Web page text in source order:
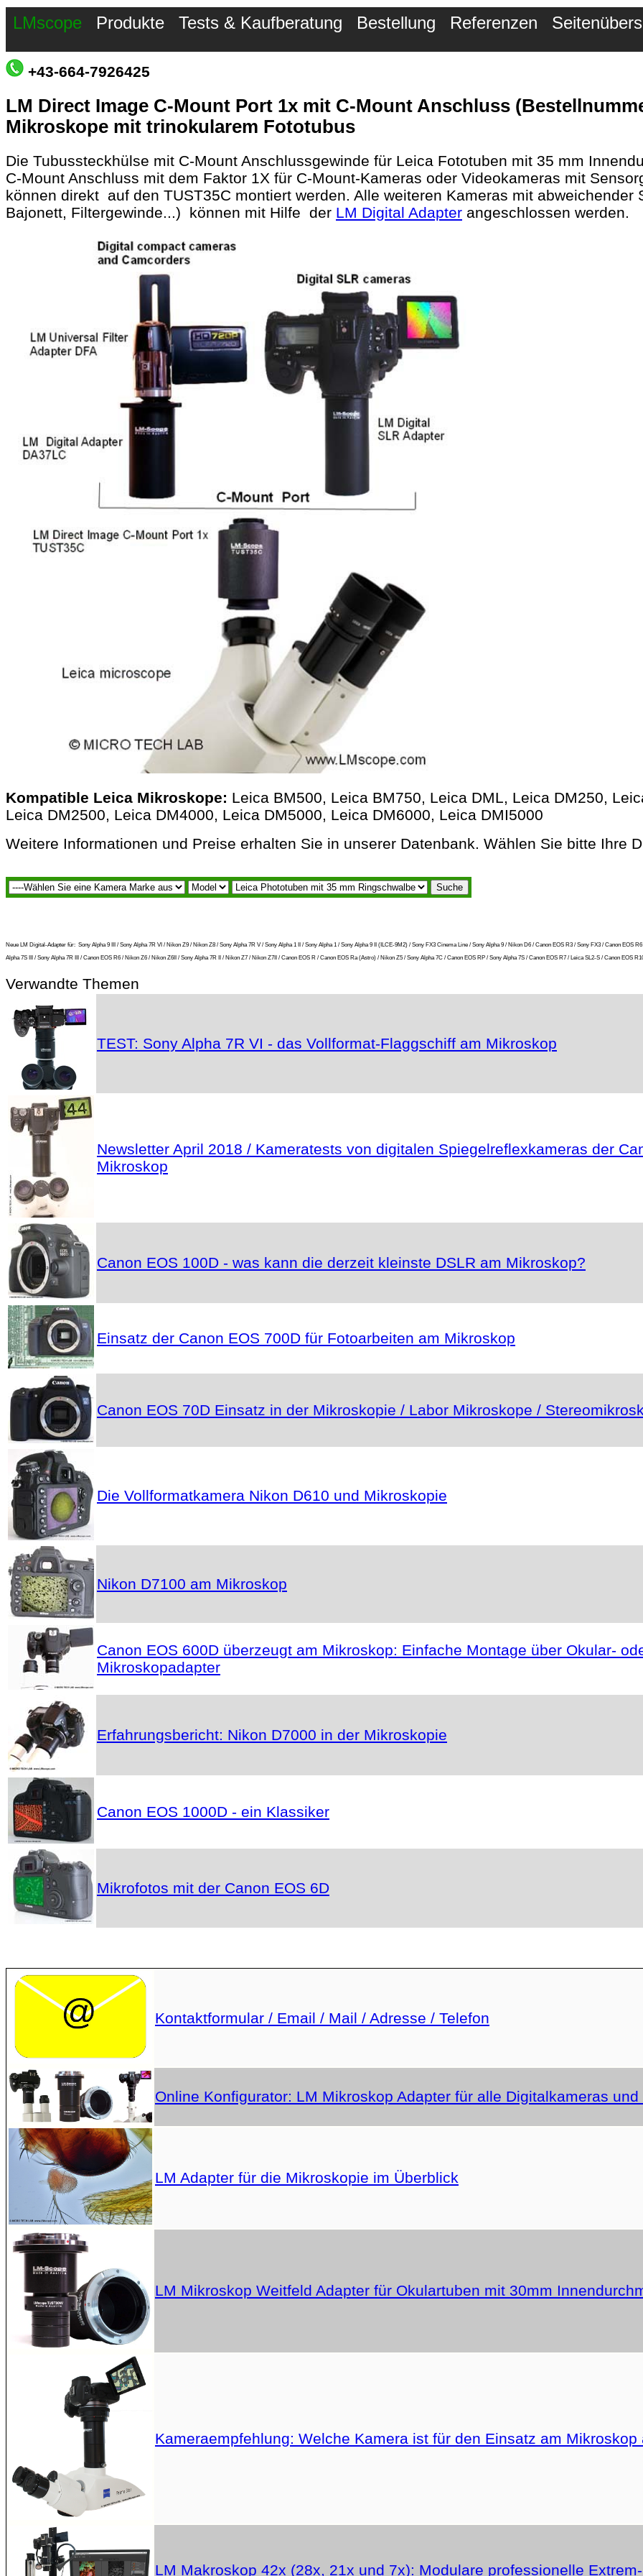
LMscope Produkte Tests & Kaufberatung Bestellung Referenzen
+43-664-7926425
LM Direct Image C-Mount Port 1x mit C-Mount Anschluss
Mikroskope mit trinokularem Fototubus
Die Tubussteckhülse mit C-Mount Anschlussgewinde für Leica Fototuben mit 35 mm
C-Mount Anschluss mit dem Faktor 1X für C-Mount-Kameras oder Videokameras mit
können direkt auf den TUST35C montiert werden. Alle weiteren Kameras mit
Bajonett, Filtergewinde...) können mit Hilfe der LM Digital Adapter angeschlossen werden.
Kompatible Leica Mikroskope: Leica BM500, Leica BM750, Leica DML, Leica DM250,
Leica DM2500, Leica DM4000, Leica DM5000, Leica DM6000, Leica DMI5000
Weitere Informationen und Preise erhalten Sie in unserer Datenbank. Wählen Sie bitte Ihre
Neue LM Digital-Adapter für: Sony Alpha 9 III / Sony Alpha 7R VI / Nikon Z9 / Nikon Z8 / Sony Alpha 7R V / Sony Alpha 1 II / Sony Alpha 1 / Sony Alpha 9 II (ILCE-9M2) / Sony FX3 Cinema Line / Sony Alpha 9 / Nikon D6 / Canon EOS R3 / Sony FX3 / Canon EOS
Alpha 7S III / Sony Alpha 7R III / Canon EOS R6 / Nikon Z6 / Nikon Z6II / Sony Alpha 7R II / Nikon Z7 / Nikon Z7II / Canon EOS R / Canon EOS Ra (Astro) / Nikon Z5 / Sony Alpha 7C / Canon EOS RP / Sony Alpha 7S / Canon EOS R7 / Leica SL2-S / Canon EOS
Verwandte Themen
TEST: Sony Alpha 7R VI - das Vollformat-Flaggschiff am Mikroskop
Newsletter April 2018 / Kameratests von digitalen Spiegelreflexkameras der
Mikroskop
Canon EOS 100D - was kann die derzeit kleinste DSLR am Mikroskop?
Einsatz der Canon EOS 700D für Fotoarbeiten am Mikroskop
Canon EOS 70D Einsatz in der Mikroskopie / Labor Mikroskope /
Die Vollformatkamera Nikon D610 und Mikroskopie
Nikon D7100 am Mikroskop
Canon EOS 600D überzeugt am Mikroskop: Einfache Montage über Okular-
Mikroskopadapter
Erfahrungsbericht: Nikon D7000 in der Mikroskopie
Canon EOS 1000D - ein Klassiker
Mikrofotos mit der Canon EOS 6D
Kontaktformular / Email / Mail / Adresse / Telefon
Online Konfigurator: LM Mikroskop Adapter für alle Digitalkameras
LM Adapter für die Mikroskopie im Überblick
LM Mikroskop Weitfeld Adapter für Okulartuben mit 30mm
Kameraempfehlung: Welche Kamera ist für den Einsatz am
LM Makroskop 42x (28x, 21x und 7x): Modulare professionelle